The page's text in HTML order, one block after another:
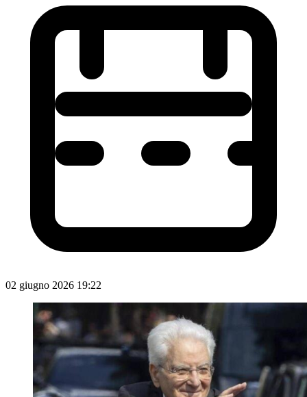
02 giugno 2026 19:22